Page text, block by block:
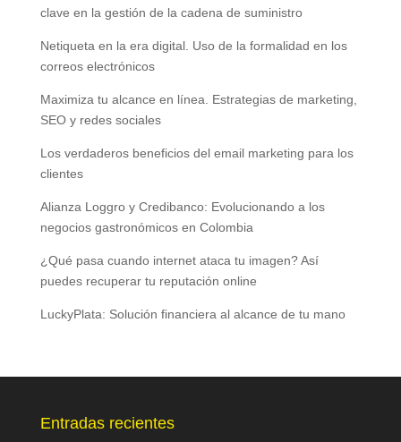
clave en la gestión de la cadena de suministro
Netiqueta en la era digital. Uso de la formalidad en los
correos electrónicos
Maximiza tu alcance en línea. Estrategias de marketing,
SEO y redes sociales
Los verdaderos beneficios del email marketing para los
clientes
Alianza Loggro y Credibanco: Evolucionando a los
negocios gastronómicos en Colombia
¿Qué pasa cuando internet ataca tu imagen? Así
puedes recuperar tu reputación online
LuckyPlata: Solución financiera al alcance de tu mano
Entradas recientes